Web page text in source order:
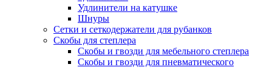
Удлинители на катушке
Шнуры
Сетки и сеткодержатели для рубанков
Скобы для степлера
Скобы и гвозди для мебельного степлера
Скобы и гвозди для пневматического